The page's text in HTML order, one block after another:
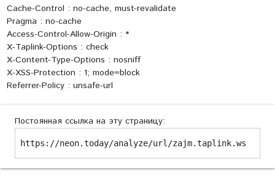
Cache-Control : no-cache, must-revalidate
Pragma : no-cache
Access-Control-Allow-Origin : *
X-Taplink-Options : check
X-Content-Type-Options : nosniff
X-XSS-Protection : 1; mode=block
Referrer-Policy : unsafe-url
Постоянная ссылка на эту страницу:
https://neon.today/analyze/url/zajm.taplink.ws